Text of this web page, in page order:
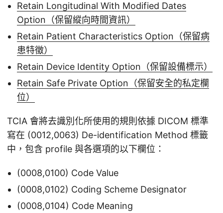
Retain Longitudinal With Modified Dates
Option（保留縱向時間資訊）
Retain Patient Characteristics Option（保留病
患特徵）
Retain Device Identity Option（保留設備標示）
Retain Safe Private Option（保留安全的私定欄
位）
TCIA 會將去識別化所使用的規則依據 DICOM 標準
寫在 (0012,0063) De-identification Method 標籤
中，包含 profile 與各選項的以下欄位：
(0008,0100) Code Value
(0008,0102) Coding Scheme Designator
(0008,0104) Code Meaning